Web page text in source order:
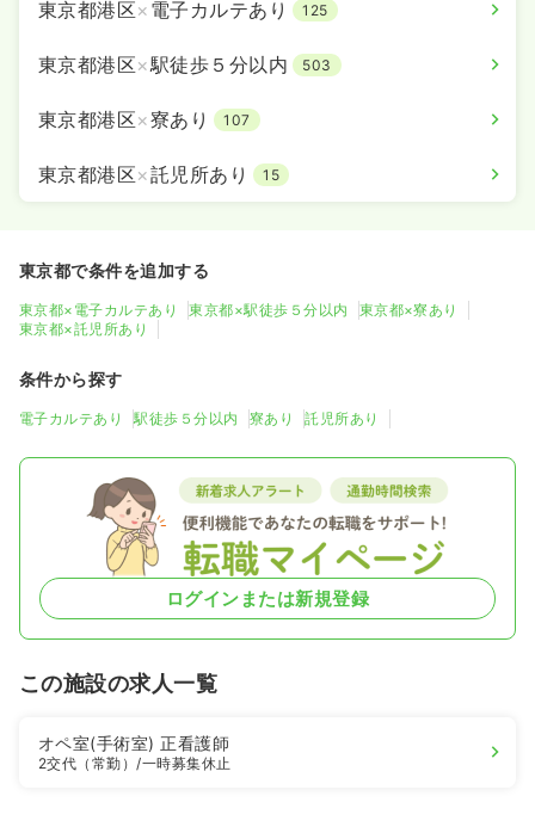
東京都港区× 電子カルテあり 125
東京都港区×駅徒歩５分以内 503
東京都港区×寮あり 107
東京都港区×託児所あり 15
東京都で条件を追加する
東京都×電子カルテあり 東京都×駅徒歩５分以内
東京都×寮あり
東京都×託児所あり
条件から探す
電子カルテあり 駅徒歩５分以内 寮あり 託児所あり
ログインまたは新規登録
この施設の求人一覧
オペ室(手術室)正看護師
2交代（常勤） /一時募集休止